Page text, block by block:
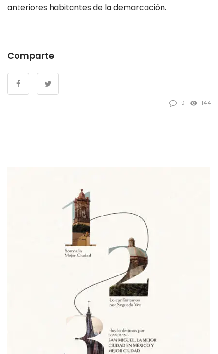
anteriores habitantes de la demarcación.
Comparte
0 144